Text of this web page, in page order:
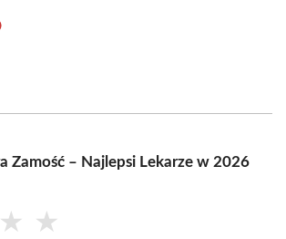
Zamość – Najlepsi Lekarze w 2026
★ ★